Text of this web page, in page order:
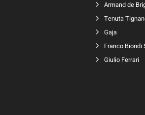
Armand de
Tenuta
Gaja
Franco Biondi
Giulio Ferrari